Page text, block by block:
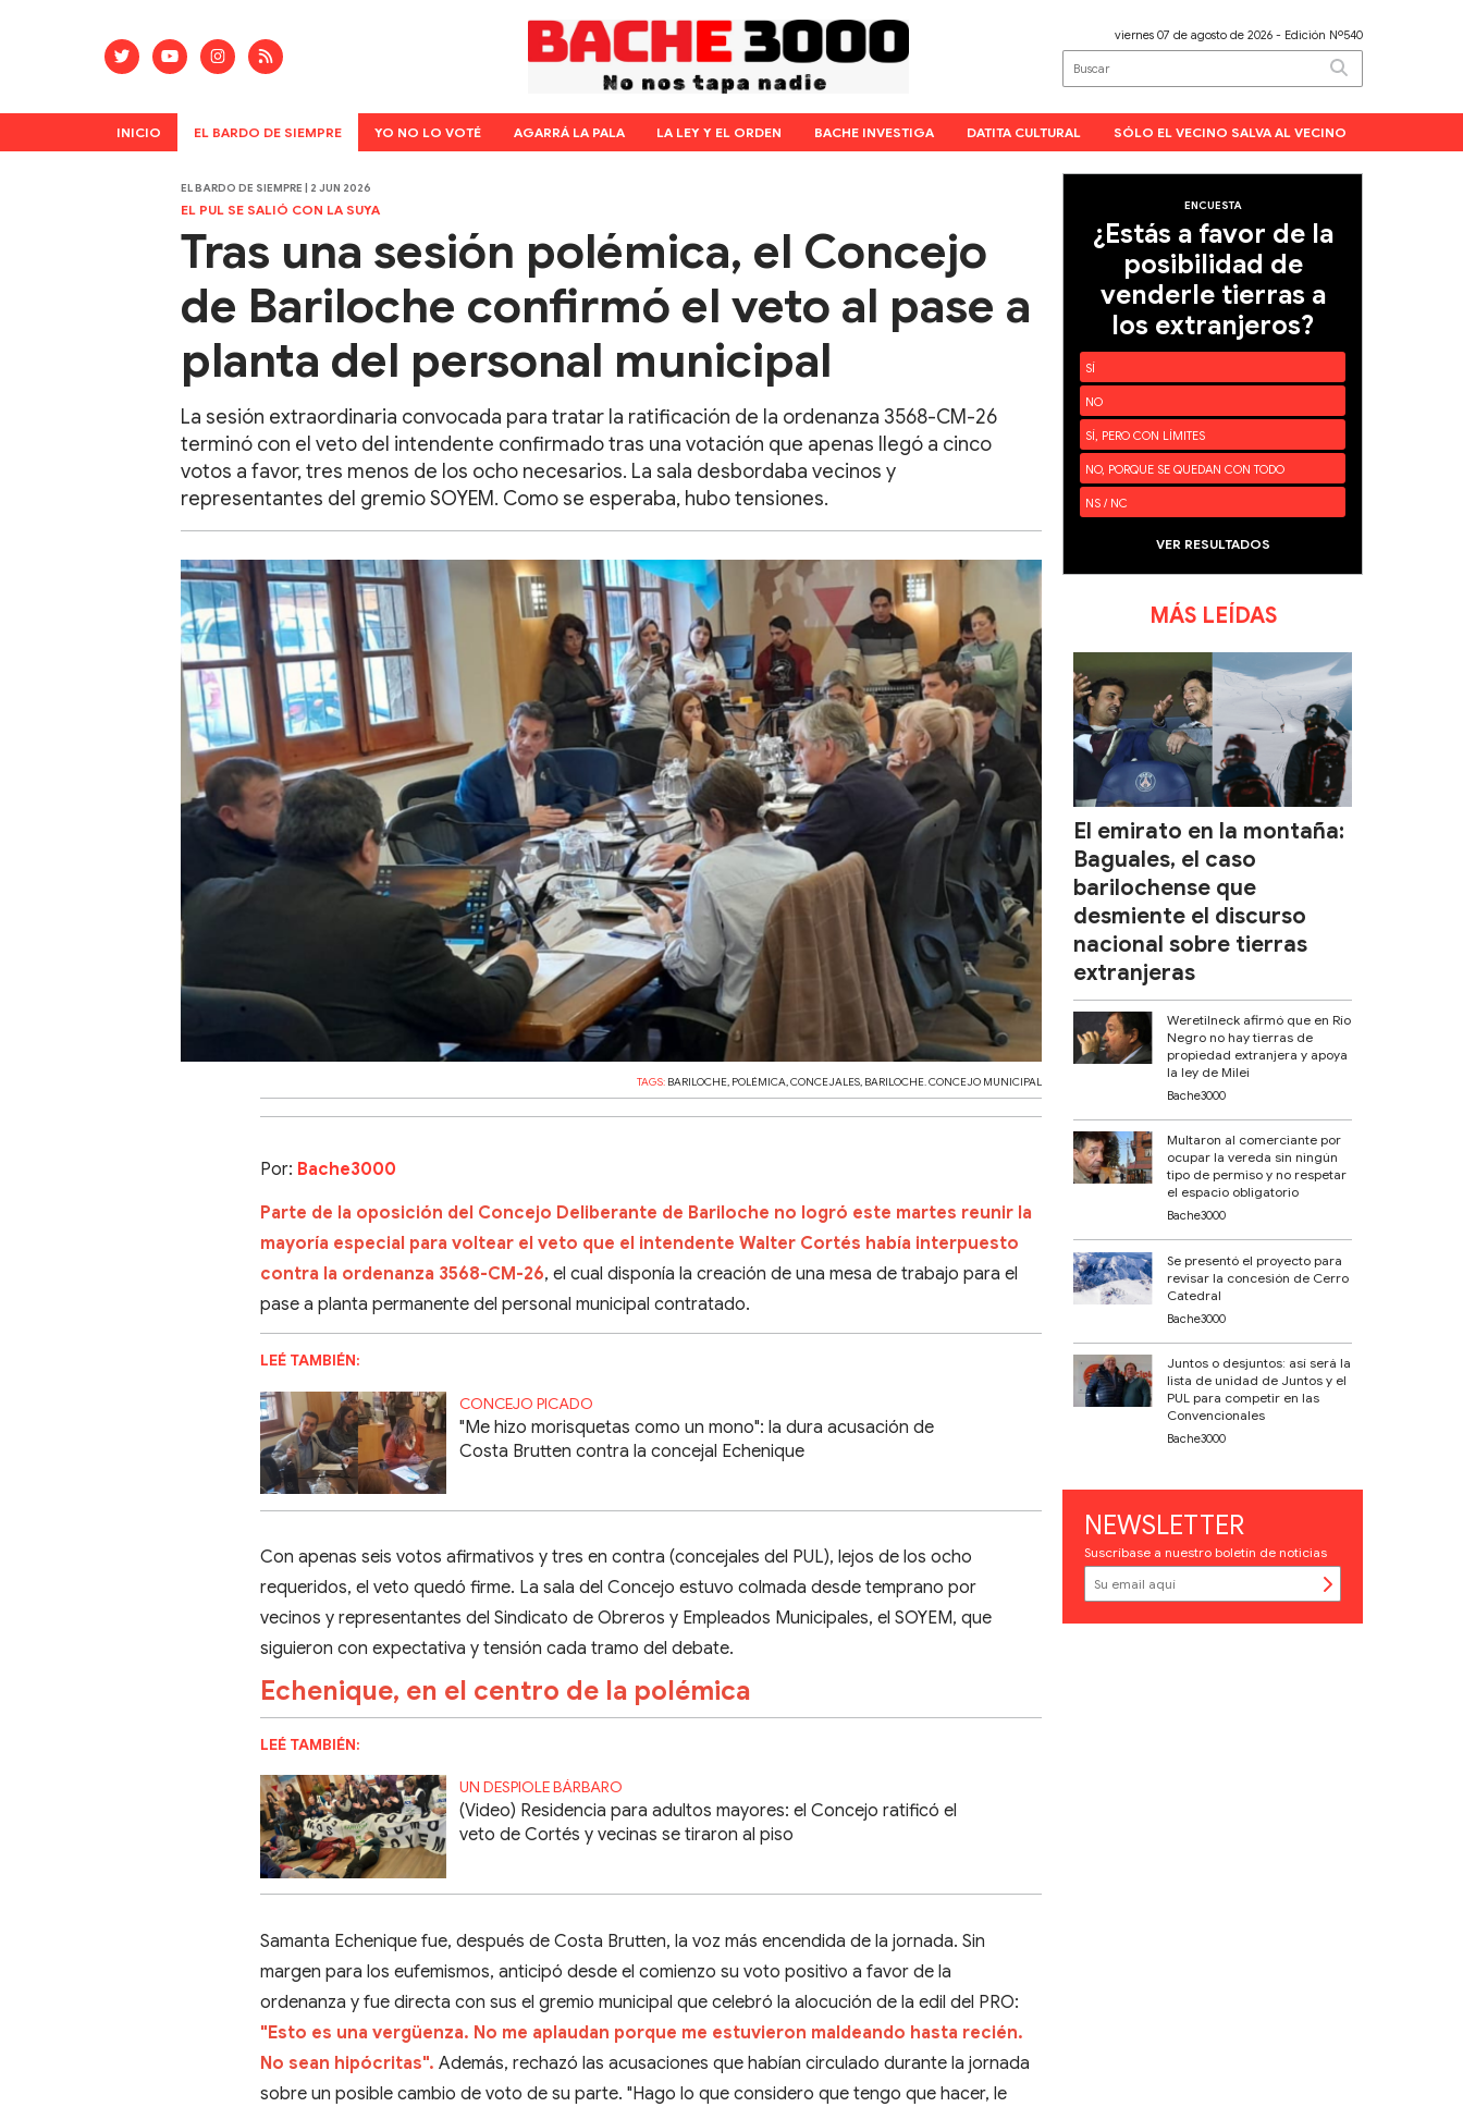
viernes 07 de agosto de 2026 - Edición Nº540
INICIO EL BARDO DE SIEMPRE YO NO LO VOTÉ AGARRÁ LA PALA LA LEY Y EL ORDEN BACHE INVESTIGA DATITA CULTURAL SÓLO EL VECINO SALVA AL VECINO
EL BARDO DE SIEMPRE | 2 JUN 2026
EL PUL SE SALIÓ CON LA SUYA
Tras una sesión polémica, el Concejo
de Bariloche confirmó el veto al pase a
planta del personal municipal
La sesión extraordinaria convocada para tratar la ratificación de la ordenanza 3568-CM-26
terminó con el veto del intendente confirmado tras una votación que apenas llegó a cinco
votos a favor, tres menos de los ocho necesarios. La sala desbordaba vecinos y
representantes del gremio SOYEM. Como se esperaba, hubo tensiones.
TAGS: BARILOCHE, POLÉMICA,CONCEJALES, BARILOCHE. CONCEJO MUNICIPAL
Por: Bache3000
Parte de la oposición del Concejo Deliberante de Bariloche no logró este martes reunir la
mayoría especial para voltear el veto que el intendente Walter Cortés había interpuesto
contra la ordenanza 3568-CM-26, el cual disponía la creación de una mesa de trabajo para el
pase a planta permanente del personal municipal contratado.
LEÉ TAMBIÉN:
CONCEJO PICADO
"Me hizo morisquetas como un mono": la dura acusación de
Costa Brutten contra la concejal Echenique
Con apenas seis votos afirmativos y tres en contra (concejales del PUL), lejos de los ocho
requeridos, el veto quedó firme. La sala del Concejo estuvo colmada desde temprano por
vecinos y representantes del Sindicato de Obreros y Empleados Municipales, el SOYEM, que
siguieron con expectativa y tensión cada tramo del debate.
Echenique, en el centro de la polémica
LEÉ TAMBIÉN:
UN DESPIOLE BÁRBARO
(Video) Residencia para adultos mayores: el Concejo ratificó el
veto de Cortés y vecinas se tiraron al piso
Samanta Echenique fue, después de Costa Brutten, la voz más encendida de la jornada. Sin
margen para los eufemismos, anticipó desde el comienzo su voto positivo a favor de la
ordenanza y fue directa con sus el gremio municipal que celebró la alocución de la edil del PRO:
"Esto es una vergüenza. No me aplaudan porque me estuvieron maldeando hasta recién.
No sean hipócritas".Además, rechazó las acusaciones que habían circulado durante la jornada
sobre un posible cambio de voto de su parte. "Hago lo que considero que tengo que hacer, le
ENCUESTA
¿Estás a favor de la
posibilidad de
venderle tierras a
los extranjeros?
SÍ
NO
SÍ, PERO CON LÍMITES
NO, PORQUE SE QUEDAN CON TODO
NS / NC
VER RESULTADOS
MÁS LEÍDAS
El emirato en la montaña:
Baguales, el caso
barilochense que
desmiente el discurso
nacional sobre tierras
extranjeras
Weretilneck afirmó que en Río
Negro no hay tierras de
propiedad extranjera y apoya
la ley de Milei
Bache3000
Multaron al comerciante por
ocupar la vereda sin ningún
tipo de permiso y no respetar
el espacio obligatorio
Bache3000
Se presentó el proyecto para
revisar la concesión de Cerro
Catedral
Bache3000
Juntos o desjuntos: así será la
lista de unidad de Juntos y el
PUL para competir en las
Convencionales
Bache3000
NEWSLETTER
Suscríbase a nuestro boletín de noticias